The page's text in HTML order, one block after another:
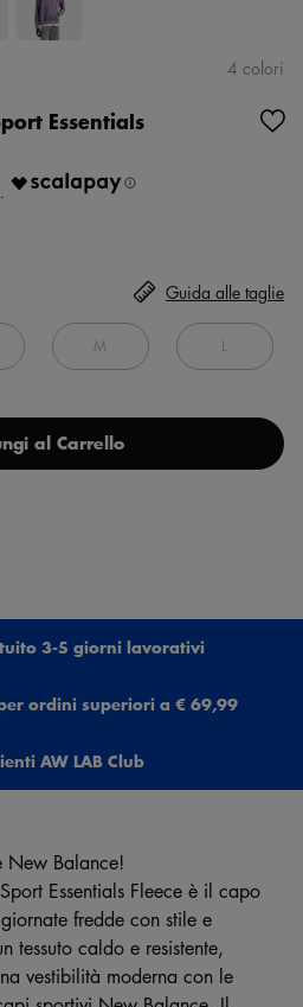
Essentials
4 colori
M L
Guida alle taglie
al Carrello
3-5 giorni lavorativi
ordini superiori a € 69,99
AW LAB Club
New Balance!
Essentials Fleece è il capo
fredde con stile e
tessuto caldo e resistente,
vestibilità moderna con le